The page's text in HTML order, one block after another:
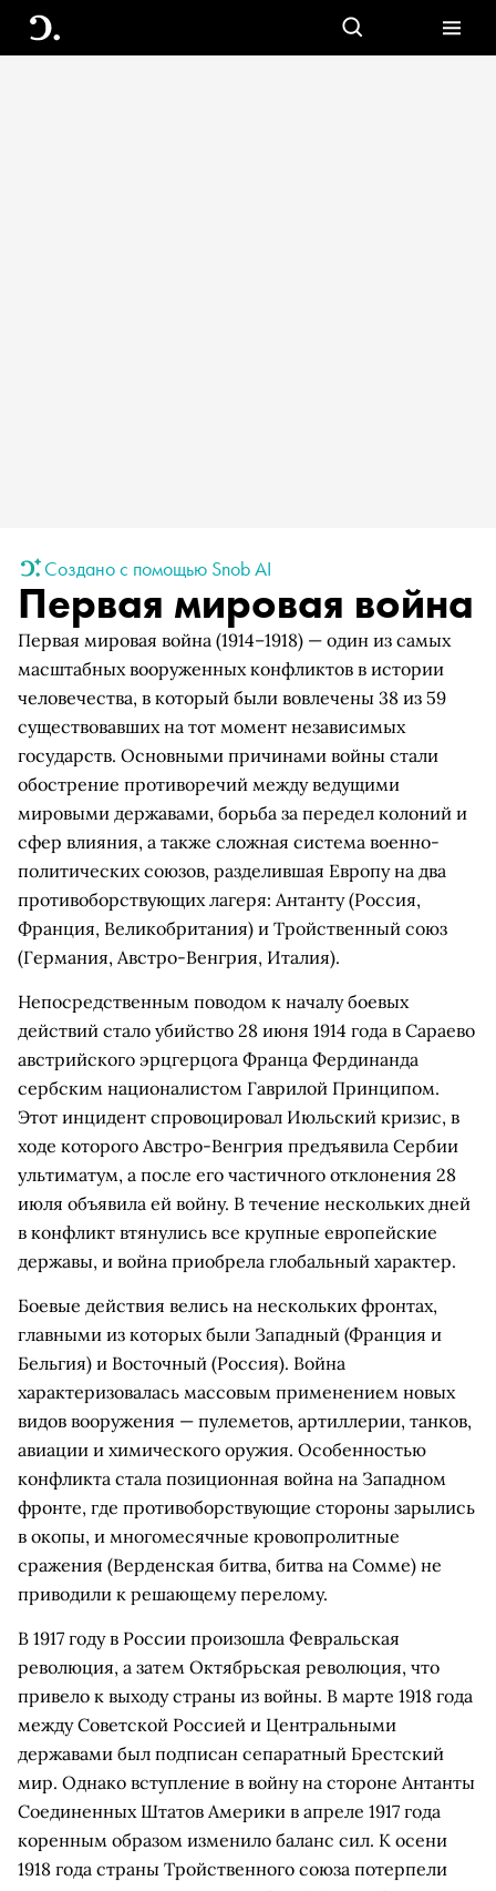
Создано с помощью Snob AI
Первая мировая война
Первая мировая война (1914–1918) — один из самых
масштабных вооруженных конфликтов в истории
человечества, в который были вовлечены 38 из 59
существовавших на тот момент независимых
государств. Основными причинами войны стали
обострение противоречий между ведущими
мировыми державами, борьба за передел колоний и
сфер влияния, а также сложная система военно-
политических союзов, разделившая Европу на два
противоборствующих лагеря: Антанту (Россия,
Франция, Великобритания) и Тройственный союз
(Германия, Австро-Венгрия, Италия).
Непосредственным поводом к началу боевых
действий стало убийство 28 июня 1914 года в Сараево
австрийского эрцгерцога Франца Фердинанда
сербским националистом Гаврилой Принципом.
Этот инцидент спровоцировал Июльский кризис, в
ходе которого Австро-Венгрия предъявила Сербии
ультиматум, а после его частичного отклонения 28
июля объявила ей войну. В течение нескольких дней
в конфликт втянулись все крупные европейские
державы, и война приобрела глобальный характер.
Боевые действия велись на нескольких фронтах,
главными из которых были Западный (Франция и
Бельгия) и Восточный (Россия). Война
характеризовалась массовым применением новых
видов вооружения — пулеметов, артиллерии, танков,
авиации и химического оружия. Особенностью
конфликта стала позиционная война на Западном
фронте, где противоборствующие стороны зарылись
в окопы, и многомесячные кровопролитные
сражения (Верденская битва, битва на Сомме) не
приводили к решающему перелому.
В 1917 году в России произошла Февральская
революция, а затем Октябрьская революция, что
привело к выходу страны из войны. В марте 1918 года
между Советской Россией и Центральными
державами был подписан сепаратный Брестский
мир. Однако вступление в войну на стороне Антанты
Соединенных Штатов Америки в апреле 1917 года
коренным образом изменило баланс сил. К осени
1918 года страны Тройственного союза потерпели